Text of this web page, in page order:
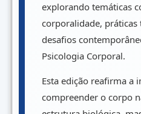
explorando temáticas
corporalidade, práticas
desafios
Psicologia Corporal.
Esta edição reafirma a
compreender o corpo